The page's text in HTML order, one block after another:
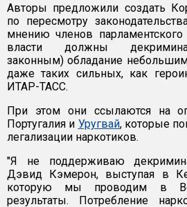
Авторы предложили создать
по пересмотру
мнению членов парламентского
власти должны
законным) обладание
даже таких сильных, как
ИТАР-ТАСС.
При этом они ссылаются на
Португалия и Уругвай, которые
легализации наркотиков.
"Я не поддерживаю
Дэвид Кэмерон, выступая в
которую мы проводим в
результаты. Потребление